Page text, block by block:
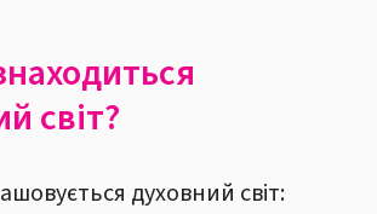
світ?
духовний світ: